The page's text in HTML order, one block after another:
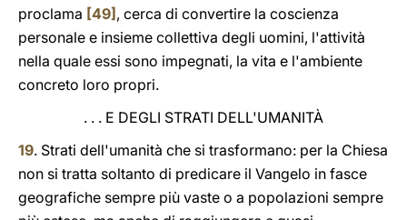
proclama [49] , cerca di convertire la coscienza
personale e insieme collettiva degli uomini, l'attività
nella quale essi sono impegnati, la vita e l'ambiente
concreto loro propri.
. . . E DEGLI STRATI DELL'UMANITÀ
19. Strati dell'umanità che si trasformano: per la Chiesa
non si tratta soltanto di predicare il Vangelo in fasce
geografiche sempre più vaste o a popolazioni sempre